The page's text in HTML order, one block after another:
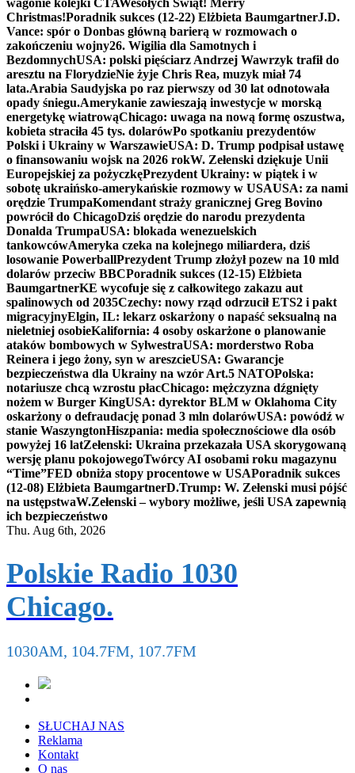
wagonie kolejki CTAWesołych Świąt! Merry
Christmas!Poradnik sukces (12-22) Elżbieta BaumgartnerJ.D.
Vance: spór o Donbas główną barierą w rozmowach o
zakończeniu wojny26. Wigilia dla Samotnych i
BezdomnychUSA: polski pięściarz Andrzej Wawrzyk trafił do
aresztu na FlorydzieNie żyje Chris Rea, muzyk miał 74
lata.Arabia Saudyjska po raz pierwszy od 30 lat odnotowała
opady śniegu.Amerykanie zawieszają inwestycje w morską
energetykę wiatrowąChicago: uwaga na nową formę oszustwa,
kobieta straciła 45 tys. dolarówPo spotkaniu prezydentów
Polski i Ukrainy w WarszawieUSA: D. Trump podpisał ustawę
o finansowaniu wojsk na 2026 rokW. Zełenski dziękuje Unii
Europejskiej za pożyczkęPrezydent Ukrainy: w piątek i w
sobotę ukraińsko-amerykańskie rozmowy w USAUSA: za nami
orędzie TrumpaKomendant straży granicznej Greg Bovino
powrócił do ChicagoDziś orędzie do narodu prezydenta
Donalda TrumpaUSA: blokada wenezuelskich
tankowcówAmeryka czeka na kolejnego miliardera, dziś
losowanie PowerballPrezydent Trump złożył pozew na 10 mld
dolarów przeciw BBCPoradnik sukces (12-15) Elżbieta
BaumgartnerKE wycofuje się z całkowitego zakazu aut
spalinowych od 2035Czechy: nowy rząd odrzucił ETS2 i pakt
migracyjnyElgin, IL: lekarz oskarżony o napaść seksualną na
nieletniej osobieKalifornia: 4 osoby oskarżone o planowanie
ataków bombowych w SylwestraUSA: morderstwo Roba
Reinera i jego żony, syn w areszcieUSA: Gwarancje
bezpieczeństwa dla Ukrainy na wzór Art.5 NATOPolska:
notariusze chcą wzrostu płacChicago: mężczyzna dźgnięty
nożem w Burger KingUSA: dyrektor BLM w Oklahoma City
oskarżony o defraudację ponad 3 mln dolarówUSA: powódź w
stanie WaszyngtonHiszpania: media społecznościowe dla osób
powyżej 16 latZełenski: Ukraina przekazała USA skorygowaną
wersję planu pokojowegoTwórcy AI osobami roku magazynu
“Time”FED obniża stopy procentowe w USAPoradnik sukces
(12-08) Elżbieta BaumgartnerD.Trump: W. Zełenski musi pójść
na ustępstwaW.Zełenski – wybory możliwe, jeśli USA zapewnią
ich bezpieczeństwo
Thu. Aug 6th, 2026
Polskie Radio 1030
Chicago.
1030AM, 104.7FM, 107.7FM
SŁUCHAJ NAS
Reklama
Kontakt
O nas